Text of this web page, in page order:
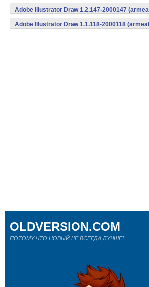
Adobe Illustrator Draw 1.2.147-2000147
Adobe Illustrator Draw 1.1.118-2000118
OLDVERSION.COM
ПОТОМУ ЧТО НОВЫЙ НЕ ВСЕГДА ЛУЧШЕ!